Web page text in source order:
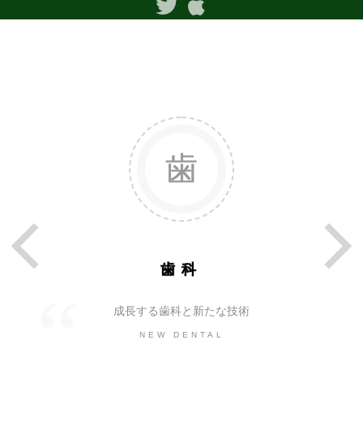
歯科
成長する歯科と新たな技術
NEW DENTAL